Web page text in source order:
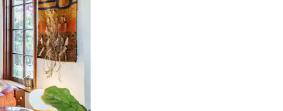
je za pomocą gestów dotykowych lub przesuwania.